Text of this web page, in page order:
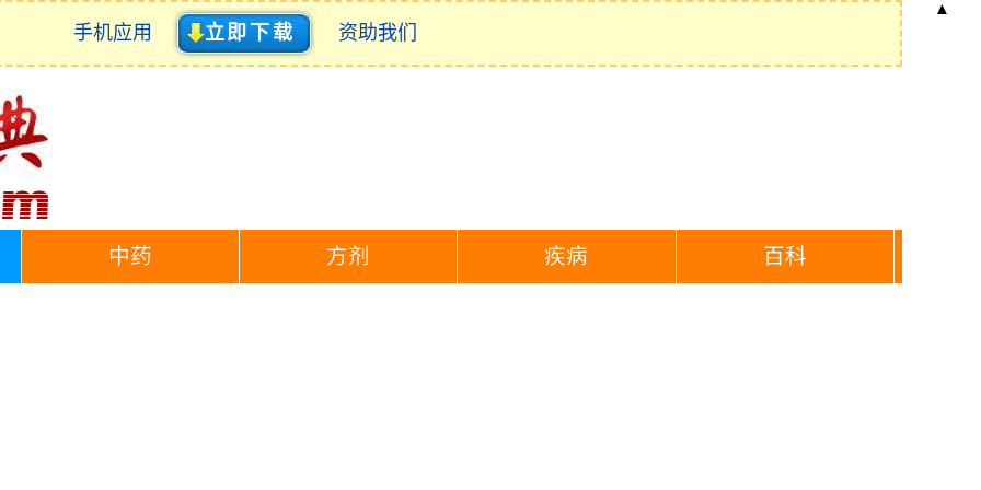
手机应用 立即下载 资助我们
中药 方剂 疾病 百科
▲